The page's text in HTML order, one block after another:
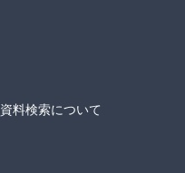
資料検索について